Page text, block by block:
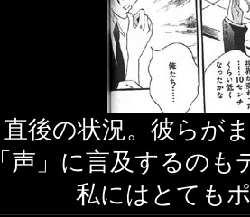
直後の状況。彼らが
「声」に言及するの
私にはとても